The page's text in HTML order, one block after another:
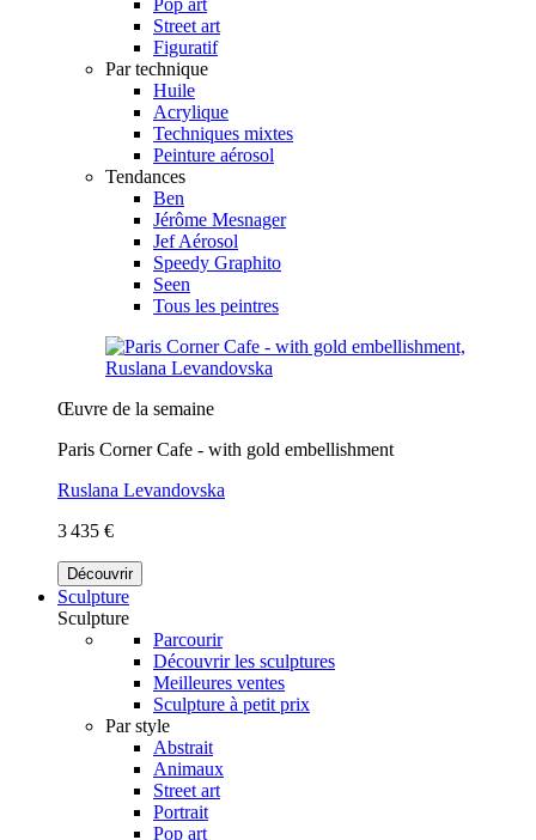
Street art
Figuratif
Par technique
Huile
Acrylique
Techniques mixtes
Peinture aérosol
Tendances
Ben
Jérôme Mesnager
Jef Aérosol
Speedy Graphito
Seen
Tous les peintres
Œuvre de la semaine
Paris Corner Cafe - with gold embellishment
Ruslana Levandovska
3 435 €
Découvrir
Sculpture
Sculpture
Parcourir
Découvrir les sculptures
Meilleures ventes
Sculpture à petit prix
Par style
Abstrait
Animaux
Street art
Portrait
Pop art